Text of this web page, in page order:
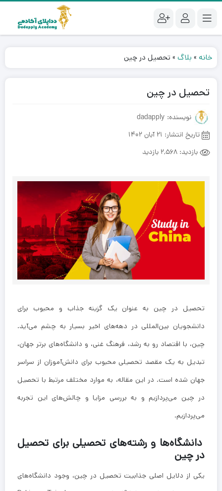
خانه » بلاگ » تحصیل در چین
تحصیل در چین
نویسنده: dadapply
تاریخ انتشار: 21 آبان 1402
بازدید: 2,568 بازدید
تحصیل در چین به عنوان یک گزینه جذاب و محبوب برای
دانشجویان بین‌المللی در دهه‌های اخیر بسیار به چشم می‌آید.
چین، با اقتصاد رو به رشد، فرهنگ غنی، و دانشگاه‌های برتر جهان،
تبدیل به یک مقصد تحصیلی محبوب برای دانش‌آموزان از سراسر
جهان شده است. در این مقاله، به موارد مختلف مرتبط با تحصیل
در چین می‌پردازیم و به بررسی مزایا و چالش‌های این تجربه
می‌پردازیم.
دانشگاه‌ها و رشته‌های تحصیلی برای تحصیل
در چین
یکی از دلایل اصلی جذابیت تحصیل در چین، وجود دانشگاه‌های